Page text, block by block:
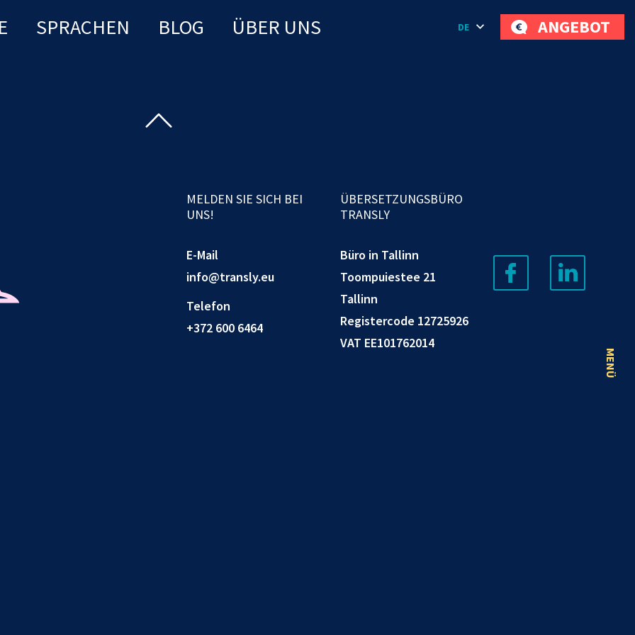
SPRACHEN BLOG ÜBER UNS DE ANGEBOT
MELDEN SIE SICH BEI
UNS!
E-Mail
info@transly.eu
Telefon
+372 600 6464
ÜBERSETZUNGSBÜRO
TRANSLY
Büro in Tallinn
Toompuiestee 21
Tallinn
Registercode 12725926
VAT EE101762014
MENÜ